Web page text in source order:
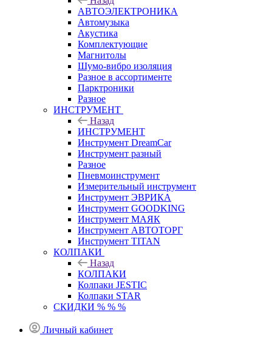
АВТОЭЛЕКТРОНИКА
Автомузыка
Акустика
Комплектующие
Магнитолы
Шумо-вибро изоляция
Разное в ассортименте
Парктроники
Разное
ИНСТРУМЕНТ
Назад
ИНСТРУМЕНТ
Инструмент DreamCar
Инструмент разный
Разное
Пневмоинструмент
Измерительный инструмент
Инструмент ЭВРИКА
Инструмент GOODKING
Инструмент МАЯК
Инструмент АВТОТОРГ
Инструмент TITAN
КОЛПАКИ
Назад
КОЛПАКИ
Колпаки JESTIC
Колпаки STAR
СКИДКИ % % %
Личный кабинет